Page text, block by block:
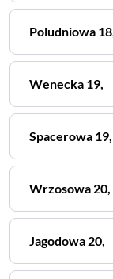
Poludniowa 18
Wenecka 19,
Spacerowa 19,
Wrzosowa 20,
Jagodowa 20,